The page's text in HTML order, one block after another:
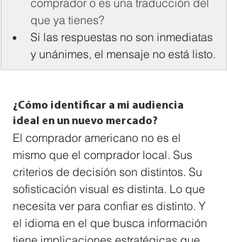
comprador o es una traducción del
que ya tienes?
Si las respuestas no son inmediatas
y unánimes, el mensaje no está listo.
¿Cómo identificar a mi audiencia
ideal en un nuevo mercado?
El comprador americano no es el
mismo que el comprador local. Sus
criterios de decisión son distintos. Su
sofisticación visual es distinta. Lo que
necesita ver para confiar es distinto. Y
el idioma en el que busca información